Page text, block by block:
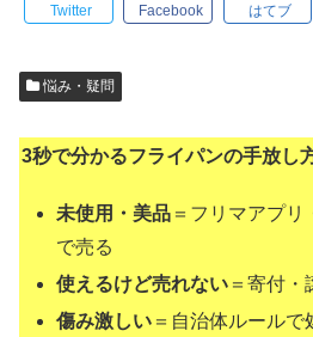
Twitter Facebook はてブ
悩み・疑問
3秒で分かるフライパンの手放し
未使用・美品 ＝フリマアプ
で売る
使えるけど売れない ＝寄付・
傷み激しい ＝自治体ルール